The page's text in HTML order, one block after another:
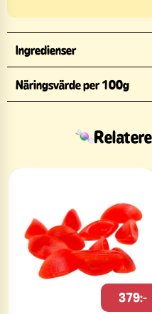
Ingredienser
Näringsvärde per 100g
379:-